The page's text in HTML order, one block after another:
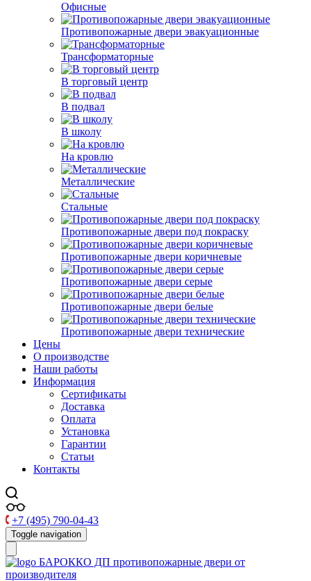
Офисные
Противопожарные двери эвакуационные
Трансформаторные
В торговый центр
В подвал
В школу
На кровлю
Металлические
Стальные
Противопожарные двери под покраску
Противопожарные двери коричневые
Противопожарные двери серые
Противопожарные двери белые
Противопожарные двери технические
Цены
О производстве
Наши работы
Информация
Сертификаты
Доставка
Оплата
Установка
Гарантии
Статьи
Контакты
+7 (495) 790-04-43
Toggle navigation
БАРОККО ДП противопожарные двери от
производителя